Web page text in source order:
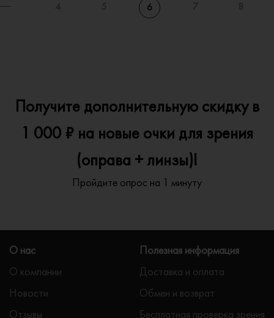
6
Получите дополнительную скидку в
1 000 ₽ на новые очки для зрения
(оправа + линзы)!
Пройдите опрос на 1 минуту
О нас
О компании
Новости
Отзывы
Полезная информация
Доставка и оплата
Обмен и возврат
Бесплатная проверка зрения